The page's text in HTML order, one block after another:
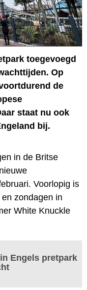
toegevoegd
Op
de
staat nu ook
bij.
in de Britse
Voorlopig is
zondagen in
White Knuckle
Engels pretpark